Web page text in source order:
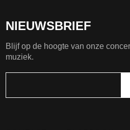
NIEUWSBRIEF
Blijf op de hoogte van onze
muziek.